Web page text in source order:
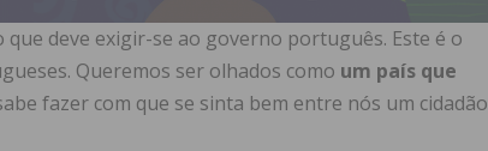
deve exigir-se ao governo português. Este é o
Queremos ser olhados como um país que
fazer com que se sinta bem entre nós um cidadão